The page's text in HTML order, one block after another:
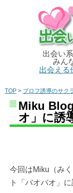
出会い
みん
出会える
TOP > プロフ誘導のサク
Miku
オ」に誘
今回はMiku（み
ト「バオバオ」